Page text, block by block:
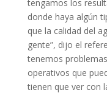
tengamos los
donde haya algún
que la calidad del
gente”, dijo el
tenemos
operativos que
tienen que ver con